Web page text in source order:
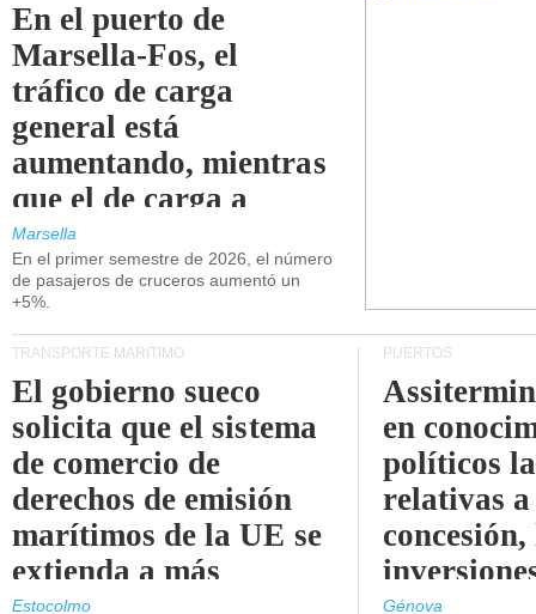
En el puerto de
Marsella-Fos, el
tráfico de carga
general está
aumentando, mientras
que el de carga a
granel está
disminuyendo.
Marsella
En el primer semestre de 2026, el número
de pasajeros de cruceros aumentó un
+5%.
TRANSPORTE MARÍTIMO
El gobierno sueco
solicita que el sistema
de comercio de
derechos de emisión
marítimos de la UE se
extienda a más
buques.
Estocolmo
PUERTOS
en
políticos
relativas a
concesión,
Génova